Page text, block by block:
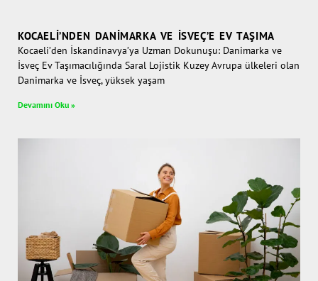
KOCAELI’NDEN DANIMARKA VE İSVEÇ’E EV TAŞIMA
Kocaeli’den İskandinavya’ya Uzman Dokunuşu: Danimarka ve
İsveç Ev Taşımacılığında Saral Lojistik Kuzey Avrupa ülkeleri olan
Danimarka ve İsveç, yüksek yaşam
Devamını Oku »